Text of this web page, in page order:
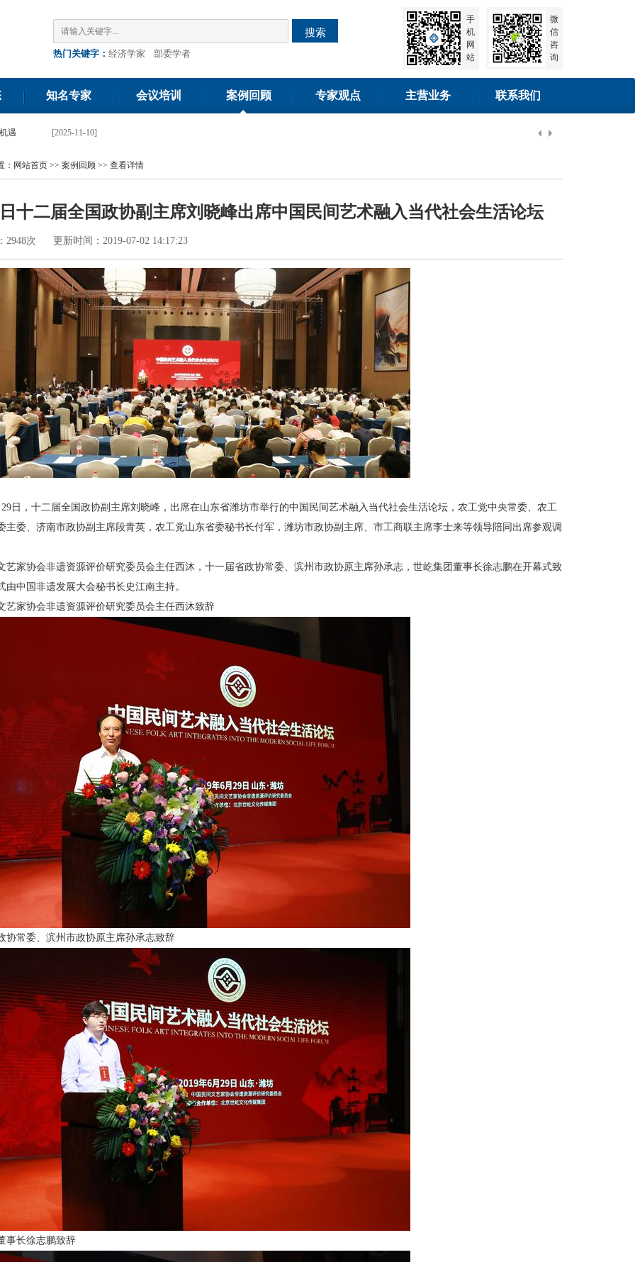
搜索
热门关键字：经济学家 部委学者
微
信
咨
询
手
机
网
站
知名专家 会议培训 案例回顾 专家观点 主营业务 联系我们
遇 [2025-11-10]
： 网站首页 >> 案例回顾 >> 查看详情
十二届全国政协副主席刘晓峰出席中国民间艺术融入当代社会生活论坛
2948次 更新时间：2019-07-02 14:17:23
29日，十二届全国政协副主席刘晓峰，出席在山东省潍坊市举行的中国民间艺术融入当代社会生活论坛，农工党中央常委、农工
主委、济南市政协副主席段青英，农工党山东省委秘书长付军，潍坊市政协副主席、市工商联主席李士来等领导陪同出席参观调
艺家协会非遗资源评价研究委员会主任西沐，十一届省政协常委、滨州市政协原主席孙承志，世屹集团董事长徐志鹏在开幕式致
由中国非遗发展大会秘书长史江南主持。
艺家协会非遗资源评价研究委员会主任西沐致辞
协常委、滨州市政协原主席孙承志致辞
事长徐志鹏致辞